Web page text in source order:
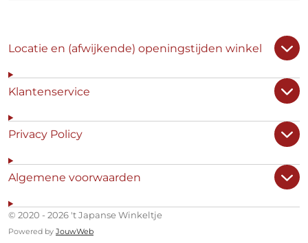
Locatie en (afwijkende) openingstijden winkel
Klantenservice
Privacy Policy
Algemene voorwaarden
© 2020 - 2026 't Japanse Winkeltje
Powered by JouwWeb